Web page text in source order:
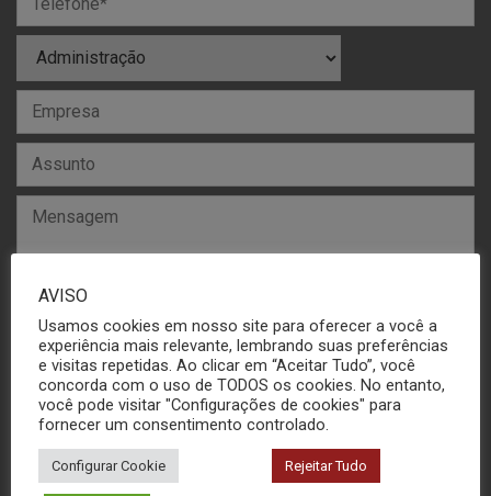
AVISO
Usamos cookies em nosso site para oferecer a você a
experiência mais relevante, lembrando suas preferências
e visitas repetidas. Ao clicar em “Aceitar Tudo”, você
concorda com o uso de TODOS os cookies. No entanto,
você pode visitar "Configurações de cookies" para
fornecer um consentimento controlado.
Configurar Cookie Rejeitar Tudo